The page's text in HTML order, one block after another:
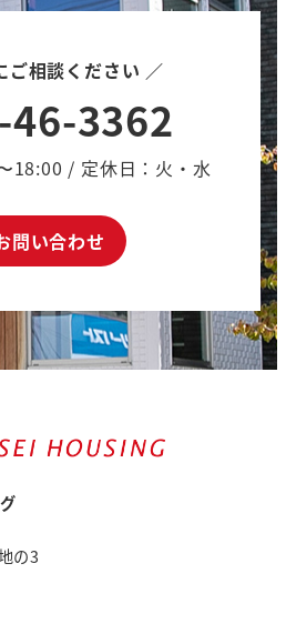
ご相談ください ／
3362
18:00 / 定休日：火・水
問い合わせ
の3